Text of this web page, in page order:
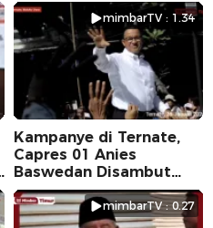
mimbarTV : 1.34
Kampanye di Ternate,
Capres 01 Anies
Baswedan Disambut
Ribuan Warga
mimbarTV : 0.27